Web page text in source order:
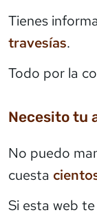
Tienes
travesías.
Todo por la
Necesito tu
No puedo
cuesta
Si esta web